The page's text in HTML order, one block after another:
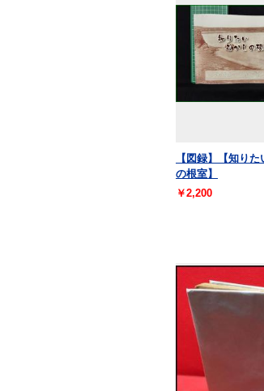
【図録】【知り
の根室】
￥2,200